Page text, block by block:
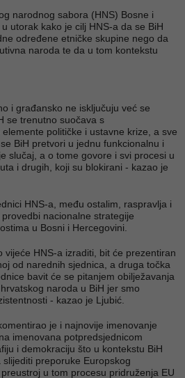
narodnog sabora (HNS) Bosne i
utorak kako je cilj HNS-a da se BiH
određene etničke skupine nego da
naroda te da u tom kontekstu
i građansko ne isključuju već se
se trenutno suočava s
političke i ustavne krize, a sve
BiH pretvori u jednu funkcionalnu i
slučaj, a o tome govore i svi procesi u
i drugih, koji su blokirani - kazao je
HNS-a, među ostalim, raspravlja i
nacionalne strategije
u Bosni i Hercegovini.
HNS-a izraditi, bit će prezentiran
od narednih sjednica, a druga točka
bavit će se pitanjem obilježavanja
naroda u BiH jer smo
- kazao je Ljubić.
je i najnovije imenovanje
imenovana potpredsjednicom
i demokraciju što u kontekstu BiH
preporuke Europskog
u tom procesu pridruženja EU